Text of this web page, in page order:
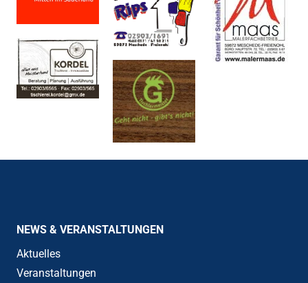
NEWS & VERANSTALTUNGEN
Aktuelles
Veranstaltungen